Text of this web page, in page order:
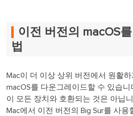
이전 버전의 macOS
법
Mac이 더 이상 상위 버전에서 원활
macOS를 다운그레이드할 수 있습니
이 모든 장치와 호환되는 것은 아닙
Mac에서 이전 버전의 Big Sur를 사용